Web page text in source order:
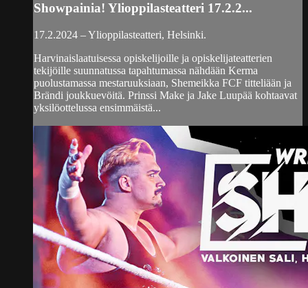
Showpainia! Ylioppilasteatteri 17.2.2...
17.2.2024 – Ylioppilasteatteri, Helsinki.
Harvinaislaatuisessa opiskelijoille ja opiskelijateatterien
tekijöille suunnatussa tapahtumassa nähdään Kerma
puolustamassa mestaruuksiaan, Shemeikka FCF titteliään ja
Brändi joukkuevöitä. Prinssi Make ja Jake Luupää kohtaavat
yksilöottelussa ensimmäistä...